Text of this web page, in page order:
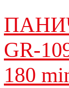
GR-
180